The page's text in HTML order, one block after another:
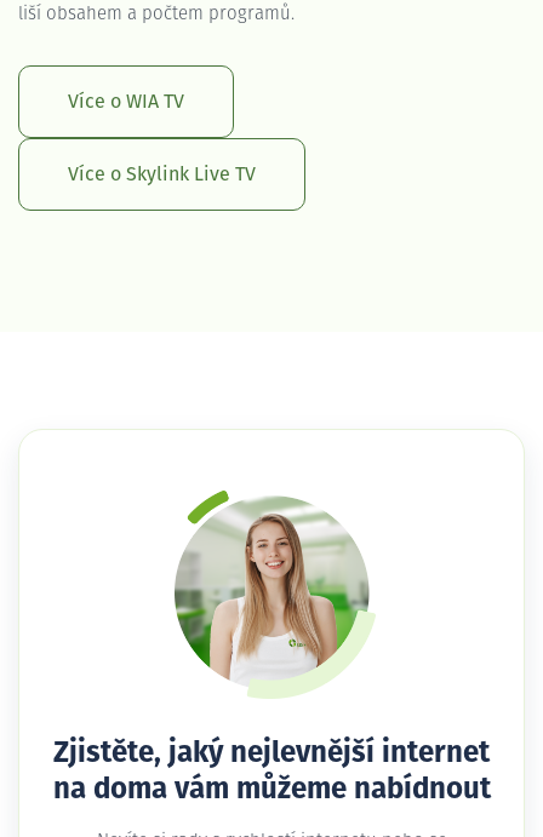
liší obsahem a počtem programů.
Více o WIA TV
Více o Skylink Live TV
Zjistěte, jaký nejlevnější internet
na doma vám můžeme nabídnout